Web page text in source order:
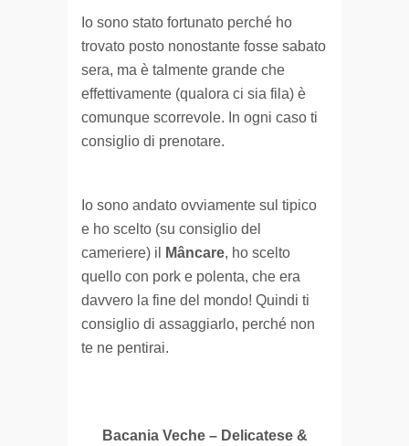
Io sono stato fortunato perché ho
trovato posto nonostante fosse sabato
sera, ma è talmente grande che
effettivamente (qualora ci sia fila) è
comunque scorrevole. In ogni caso ti
consiglio di prenotare.
Io sono andato ovviamente sul tipico
e ho scelto (su consiglio del
cameriere) il
Mâncare, ho scelto
quello con pork e polenta, che era
davvero la fine del mondo! Quindi ti
consiglio di assaggiarlo, perché non
te ne pentirai.
Bacania Veche – Delicatese &